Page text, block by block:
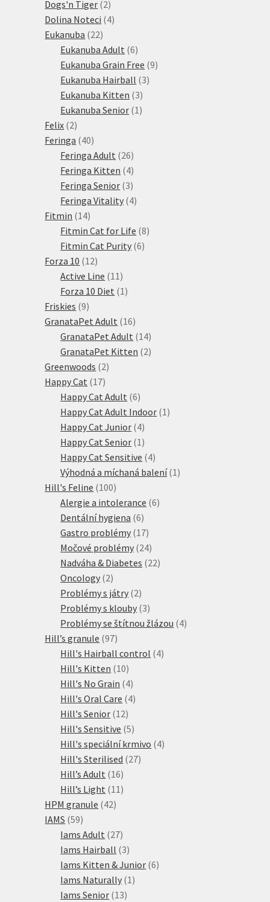
produktů
Dogs'n Tiger 22
produkty
Dolina Noteci 44
Eukanuba 2222
produktů
Eukanuba Adult 66
produktů
Eukanuba Grain Free 99
Eukanuba Hairball 33
Eukanuba Kitten 33
produkty
Eukanuba Senior 1 1
Felix 22
produkty
Feringa 4040
produktů
Feringa Adult 2626
produktů
Feringa Kitten 44
produkty
Feringa Senior 33
produkty
Feringa Vitality 44
Fitmin 1414
produktů
Fitmin Cat for Life 88
Fitmin Cat Purity 66
Forza 10 1212
produktů
Active Line 11 11
produktů
Forza 10 Diet 1 1
Friskies 99
produktů
GranataPet Adult 1616
produktů
GranataPet Adult 1414
produktů
GranataPet Kitten 22
Greenwoods 22
Happy Cat 1717
produktů
Happy Cat Adult 66
produktů
Happy Cat Adult Indoor 1 1
Happy Cat Junior 44
produkty
Happy Cat Senior 1 1
produkt
Happy Cat Sensitive 44
produkty
Výhodná a míchaná balení 1 1
Hill's Feline 100100
produktů
Alergie a intolerance 66
Dentální hygiena 66
produktů
Gastro problémy 1717
produktů
Močové problémy 2424
produktů
Nadváha & Diabetes 2222
Oncology 22
produkty
Problémy s játry 22
produkty
Problémy s klouby 33
produkty
Problémy se štítnou žlázou 44
Hill’s granule 9797
produktů
Hill's Hairball control 44
Hill's Kitten 1010
produktů
Hill's No Grain 44
produkty
Hill's Oral Care 44
Hill's Senior 1212
produktů
Hill's Sensitive 55
produktů
Hill's speciální krmivo 44
Hill's Sterilised 2727
Hill’s Adult 1616
produktů
Hill’s Light 11 11
HPM granule 4242
IAMS 5959
produktů
Iams Adult 2727
produktů
Iams Hairball 33
produkty
Iams Kitten & Junior 66
Iams Naturally 1 1
Iams Senior 1313